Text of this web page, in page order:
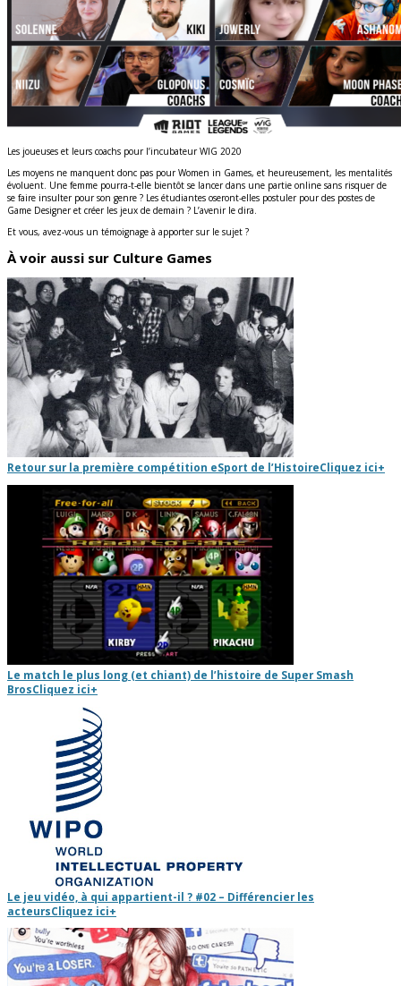
Les joueuses et leurs coachs pour l’incubateur WIG 2020
Les moyens ne manquent donc pas pour Women in Games, et heureusement, les mentalités
évoluent. Une femme pourra-t-elle bientôt se lancer dans une partie online sans risquer de
se faire insulter pour son genre ? Les étudiantes oseront-elles postuler pour des postes de
Game Designer et créer les jeux de demain ? L’avenir le dira.
Et vous, avez-vous un témoignage à apporter sur le sujet ?
À voir aussi sur Culture Games
Retour sur la première compétition eSport de l’HistoireCliquez ici+
Le match le plus long (et chiant) de l’histoire de Super Smash
BrosCliquez ici+
Le jeu vidéo, à qui appartient-il ? #02 – Différencier les
acteursCliquez ici+